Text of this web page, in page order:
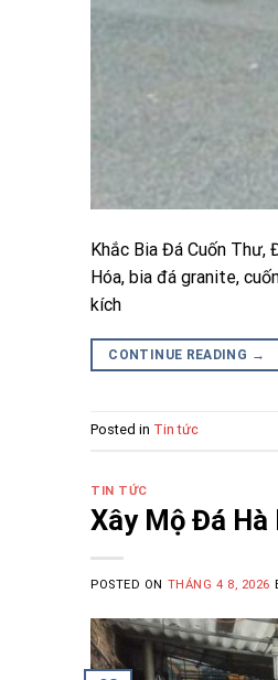
Khắc Bia Đá Cuốn Thư,
Hóa, bia đá granite,
kích
CONTINUE READING →
Posted in Tin tức
TIN TỨC
Xây Mộ Đá
POSTED ON THÁNG 4 8, 2026